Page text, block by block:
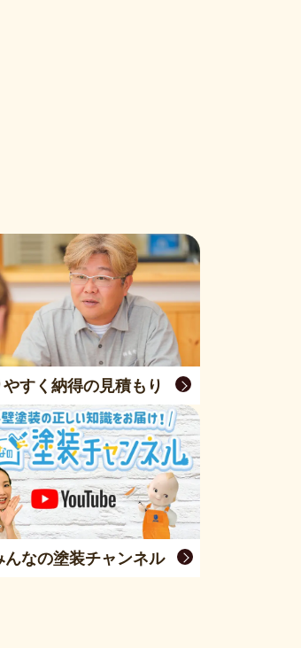
すく納得の見積もり
んなの塗装チャンネル